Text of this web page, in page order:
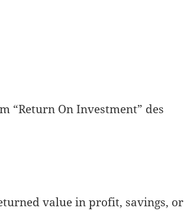
“Return On Investment” des
value in profit, savings, or